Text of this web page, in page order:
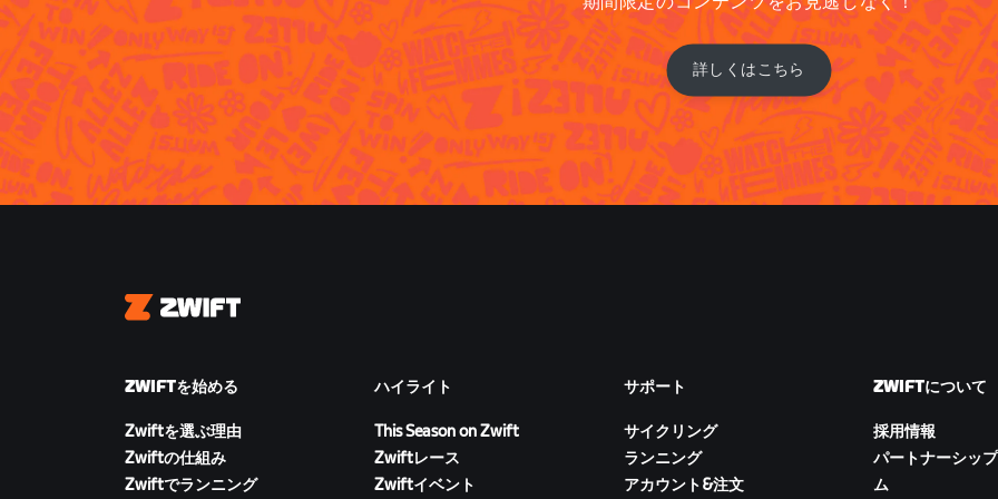
詳しくはこちら
Zwift
ZWIFTを始める
Zwiftを選ぶ理由
Zwiftの仕組み
Zwiftでランニング
ハイライト
This Season on Zwift
Zwiftレース
Zwiftイベント
サポート
サイクリング
ランニング
アカウント&注文
ZWIFTについて
採用情報
パートナーシッ
ム